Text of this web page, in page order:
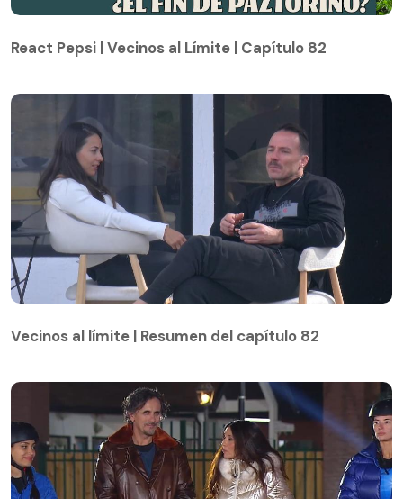
React Pepsi | Vecinos al Límite | Capítulo 82
Vecinos al límite | Resumen del capítulo 82